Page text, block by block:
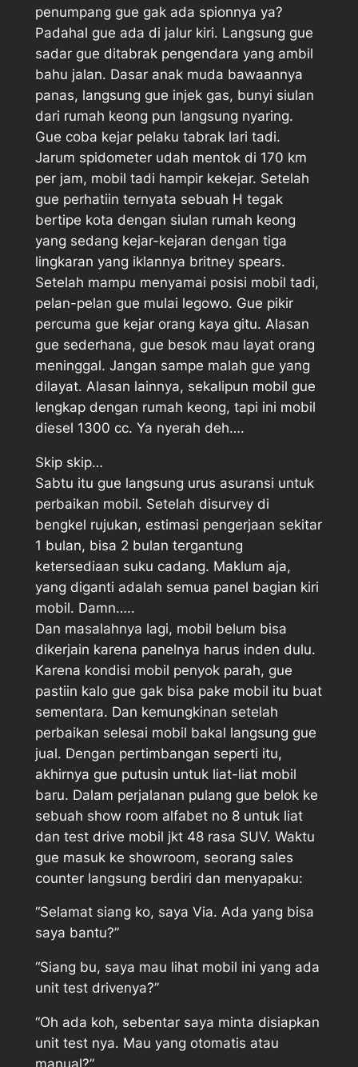
penumpang gue gak ada spionnya ya?
Padahal gue ada di jalur kiri. Langsung gue
sadar gue ditabrak pengendara yang ambil
bahu jalan. Dasar anak muda bawaannya
panas, langsung gue injek gas, bunyi siulan
dari rumah keong pun langsung nyaring.
Gue coba kejar pelaku tabrak lari tadi.
Jarum spidometer udah mentok di 170 km
per jam, mobil tadi hampir kekejar. Setelah
gue perhatiin ternyata sebuah H tegak
bertipe kota dengan siulan rumah keong
yang sedang kejar-kejaran dengan tiga
lingkaran yang iklannya britney spears.
Setelah mampu menyamai posisi mobil tadi,
pelan-pelan gue mulai legowo. Gue pikir
percuma gue kejar orang kaya gitu. Alasan
gue sederhana, gue besok mau layat orang
meninggal. Jangan sampe malah gue yang
dilayat. Alasan lainnya, sekalipun mobil gue
lengkap dengan rumah keong, tapi ini mobil
diesel 1300 cc. Ya nyerah deh….
Skip skip…
Sabtu itu gue langsung urus asuransi untuk
perbaikan mobil. Setelah disurvey di
bengkel rujukan, estimasi pengerjaan sekitar
1 bulan, bisa 2 bulan tergantung
ketersediaan suku cadang. Maklum aja,
yang diganti adalah semua panel bagian kiri
mobil. Damn…..
Dan masalahnya lagi, mobil belum bisa
dikerjain karena panelnya harus inden dulu.
Karena kondisi mobil penyok parah, gue
pastiin kalo gue gak bisa pake mobil itu buat
sementara. Dan kemungkinan setelah
perbaikan selesai mobil bakal langsung gue
jual. Dengan pertimbangan seperti itu,
akhirnya gue putusin untuk liat-liat mobil
baru. Dalam perjalanan pulang gue belok ke
sebuah show room alfabet no 8 untuk liat
dan test drive mobil jkt 48 rasa SUV. Waktu
gue masuk ke showroom, seorang sales
counter langsung berdiri dan menyapaku:
“Selamat siang ko, saya Via. Ada yang bisa
saya bantu?”
“Siang bu, saya mau lihat mobil ini yang ada
unit test drivenya?”
“Oh ada koh, sebentar saya minta disiapkan
unit test nya. Mau yang otomatis atau
manual?”